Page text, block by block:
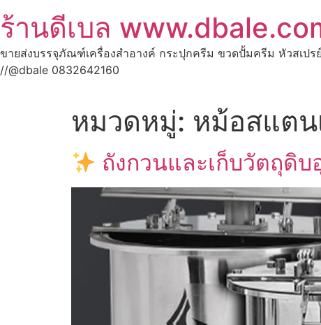
ร้านดีเบล
ขายส่งบรรจุภัณฑ์เครื่องสำอางค์ กระปุกครีม ขวดปั้มครีม หัวสเปร
//@dbale 0832642160
หมวดหมู่: หม้อสแตน
ถังกวนและเก็บวัตถุดิ